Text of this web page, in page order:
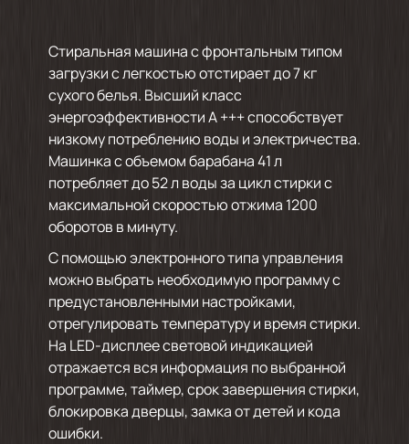
Стиральная машина с фронтальным типом
загрузки с легкостью отстирает до 7 кг
сухого белья. Высший класс
энергоэффективности А +++ способствует
низкому потреблению воды и электричества.
Машинка с объемом барабана 41 л
потребляет до 52 л воды за цикл стирки с
максимальной скоростью отжима 1200
оборотов в минуту.
С помощью электронного типа управления
можно выбрать необходимую программу с
предустановленными настройками,
отрегулировать температуру и время стирки.
На LED-дисплее световой индикацией
отражается вся информация по выбранной
программе, таймер, срок завершения стирки,
блокировка дверцы, замка от детей и кода
ошибки.